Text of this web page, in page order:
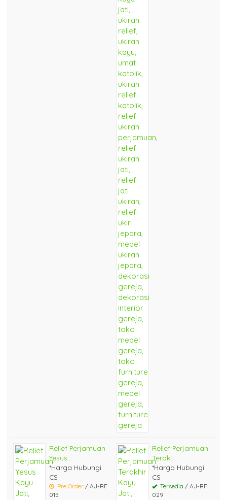
Relief Perjamuan
Yesus....
*Harga Hubungi
CS
Pre Order / AJ-RF
015
Relief Perjamuan
Terak....
*Harga Hubungi
CS
Tersedia / AJ-RF
029